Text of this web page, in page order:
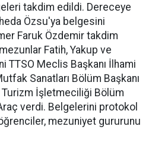
takdim edildi. Dereceye
Özsu'ya belgesini
Faruk Özdemir takdim
Fatih, Yakup ve
TTSO Meclis Başkanı İlhami
Sanatları Bölüm Başkanı
Turizm İşletmeciliği Bölüm
verdi. Belgelerini protokol
mezuniyet gururunu